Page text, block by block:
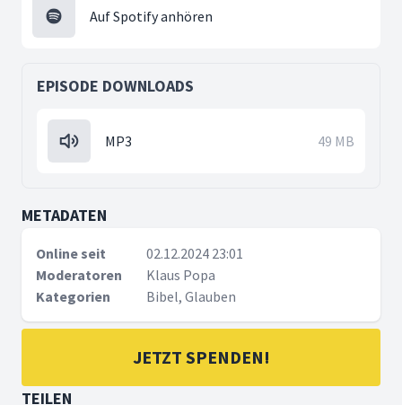
Auf Spotify anhören
EPISODE DOWNLOADS
MP3 49 MB
METADATEN
Online seit
02.12.2024 23:01
Moderatoren
Klaus Popa
Kategorien
Bibel, Glauben
JETZT SPENDEN!
TEILEN